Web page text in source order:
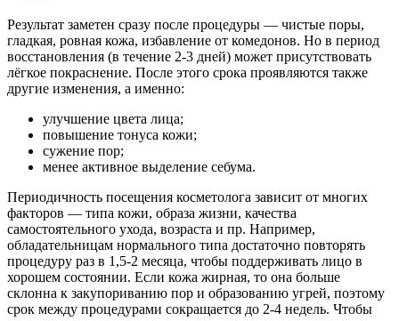
Результат заметен сразу после процедуры — чистые поры,
гладкая, ровная кожа, избавление от комедонов. Но в период
восстановления (в течение 2-3 дней) может присутствовать
лёгкое покраснение. После этого срока проявляются также
другие изменения, а именно:
улучшение цвета лица;
повышение тонуса кожи;
сужение пор;
менее активное выделение себума.
Периодичность посещения косметолога зависит от многих
факторов — типа кожи, образа жизни, качества
самостоятельного ухода, возраста и пр. Например,
обладательницам нормального типа достаточно повторять
процедуру раз в 1,5-2 месяца, чтобы поддерживать лицо в
хорошем состоянии. Если кожа жирная, то она больше
склонна к закупориванию пор и образованию угрей, поэтому
срок между процедурами сокращается до 2-4 недель. Чтобы